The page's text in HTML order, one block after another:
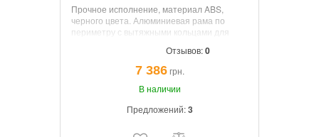
Прочное исполнение, материал ABS,
черного цвета. Алюминиевая рама по
периметру с вытяжными кольцами для
Трехзначный числовой замок и 2 стяжных
замка для фиксации крышки.
Отзывов:0
7 386грн.
В наличии
Предложений:3